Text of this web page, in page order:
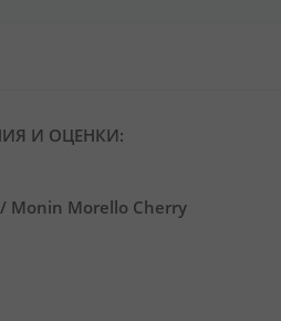
И ОЦЕНКИ:
Morello Cherry